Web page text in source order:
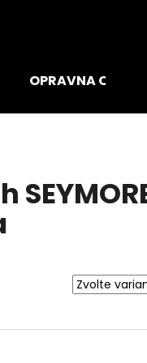
OPRAVNA OBUVI
RUN LOGO W